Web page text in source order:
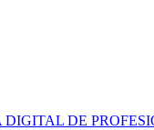
DIGITAL DE